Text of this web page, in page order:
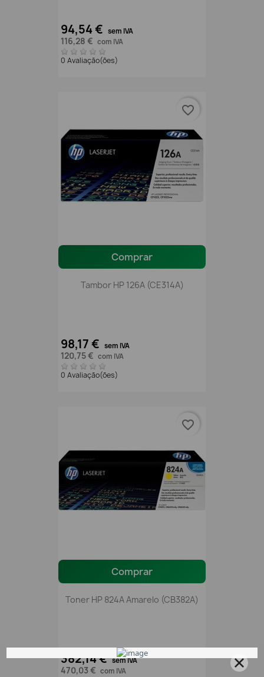
94,54 € sem IVA
116,28 € com IVA
0 Avaliação(ões)
Comprar
Tambor HP 126A (CE314A)
98,17 € sem IVA
120,75 € com IVA
0 Avaliação(ões)
favorite_border
Comprar
Toner HP 824A Amarelo (CB382A)
382,14 € sem IVA
470,03 € com IVA
favorite_border